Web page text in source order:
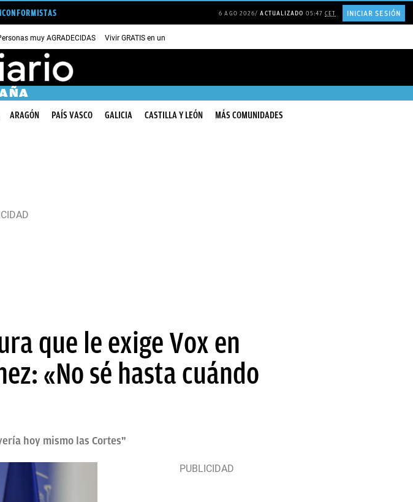
6 AGO 2026 ACTUALIZADO 05:47CET INICIAR SESIÓN
muy AGRADECIDAS Vivir GRATIS en una ISLA en GRECIA
ARAGÓN PAÍS VASCO GALICIA CASTILLA Y LEÓN MÁS COMUNIDADES
que le exige Vox en
«No sé hasta cuándo
hoy mismo las Cortes"